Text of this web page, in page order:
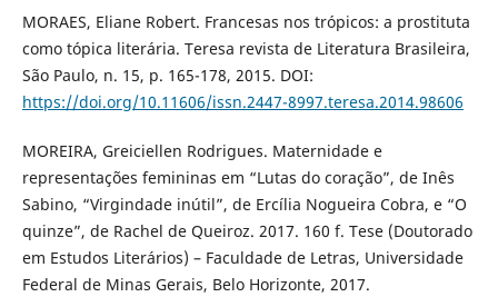
MORAES, Eliane Robert. Francesas nos trópicos: a prostituta
como tópica literária. Teresa revista de Literatura Brasileira,
São Paulo, n. 15, p. 165-178, 2015. DOI:
https://doi.org/10.11606/issn.2447-8997.teresa.2014.98606
MOREIRA, Greiciellen Rodrigues. Maternidade e
representações femininas em “Lutas do coração”, de Inês
Sabino, “Virgindade inútil”, de Ercília Nogueira Cobra, e “O
quinze”, de Rachel de Queiroz. 2017. 160 f. Tese (Doutorado
em Estudos Literários) – Faculdade de Letras, Universidade
Federal de Minas Gerais, Belo Horizonte, 2017.